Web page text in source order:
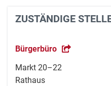
ZUSTÄNDIGE
Bürgerbüro
Markt 20–22
Rathaus